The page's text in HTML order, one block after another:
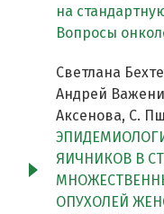
на
Вопросы
Светлана
Андрей
Аксенова, С.
ЯИЧНИКОВ В
ОПУХОЛЕЙ